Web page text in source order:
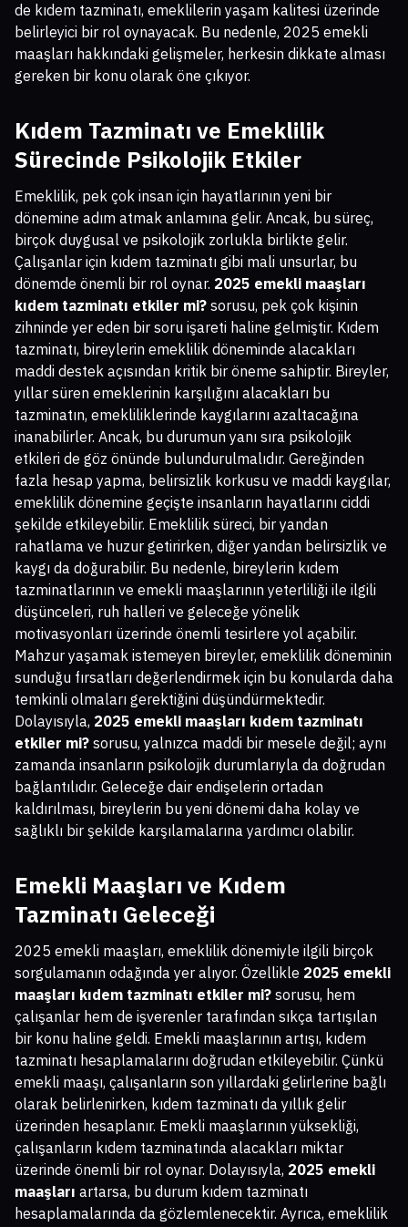
de kıdem tazminatı, emeklilerin yaşam kalitesi üzerinde
belirleyici bir rol oynayacak. Bu nedenle, 2025 emekli
maaşları hakkındaki gelişmeler, herkesin dikkate alması
gereken bir konu olarak öne çıkıyor.
Kıdem Tazminatı ve Emeklilik
Sürecinde Psikolojik Etkiler
Emeklilik, pek çok insan için hayatlarının yeni bir
dönemine adım atmak anlamına gelir. Ancak, bu süreç,
birçok duygusal ve psikolojik zorlukla birlikte gelir.
Çalışanlar için kıdem tazminatı gibi mali unsurlar, bu
dönemde önemli bir rol oynar. 2025 emekli maaşları
kıdem tazminatı etkiler mi? sorusu, pek çok kişinin
zihninde yer eden bir soru işareti haline gelmiştir. Kıdem
tazminatı, bireylerin emeklilik döneminde alacakları
maddi destek açısından kritik bir öneme sahiptir. Bireyler,
yıllar süren emeklerinin karşılığını alacakları bu
tazminatın, emekliliklerinde kaygılarını azaltacağına
inanabilirler. Ancak, bu durumun yanı sıra psikolojik
etkileri de göz önünde bulundurulmalıdır. Gereğinden
fazla hesap yapma, belirsizlik korkusu ve maddi kaygılar,
emeklilik dönemine geçişte insanların hayatlarını ciddi
şekilde etkileyebilir. Emeklilik süreci, bir yandan
rahatlama ve huzur getirirken, diğer yandan belirsizlik ve
kaygı da doğurabilir. Bu nedenle, bireylerin kıdem
tazminatlarının ve emekli maaşlarının yeterliliği ile ilgili
düşünceleri, ruh halleri ve geleceğe yönelik
motivasyonları üzerinde önemli tesirlere yol açabilir.
Mahzur yaşamak istemeyen bireyler, emeklilik döneminin
sunduğu fırsatları değerlendirmek için bu konularda daha
temkinli olmaları gerektiğini düşündürmektedir.
Dolayısıyla, 2025 emekli maaşları kıdem tazminatı
etkiler mi? sorusu, yalnızca maddi bir mesele değil; aynı
zamanda insanların psikolojik durumlarıyla da doğrudan
bağlantılıdır. Geleceğe dair endişelerin ortadan
kaldırılması, bireylerin bu yeni dönemi daha kolay ve
sağlıklı bir şekilde karşılamalarına yardımcı olabilir.
Emekli Maaşları ve Kıdem
Tazminatı Geleceği
2025 emekli maaşları, emeklilik dönemiyle ilgili birçok
sorgulamanın odağında yer alıyor. Özellikle 2025 emekli
maaşları kıdem tazminatı etkiler mi? sorusu, hem
çalışanlar hem de işverenler tarafından sıkça tartışılan
bir konu haline geldi. Emekli maaşlarının artışı, kıdem
tazminatı hesaplamalarını doğrudan etkileyebilir. Çünkü
emekli maaşı, çalışanların son yıllardaki gelirlerine bağlı
olarak belirlenirken, kıdem tazminatı da yıllık gelir
üzerinden hesaplanır. Emekli maaşlarının yüksekliği,
çalışanların kıdem tazminatında alacakları miktar
üzerinde önemli bir rol oynar. Dolayısıyla, 2025 emekli
maaşları artarsa, bu durum kıdem tazminatı
hesaplamalarında da gözlemlenecektir. Ayrıca, emeklilik